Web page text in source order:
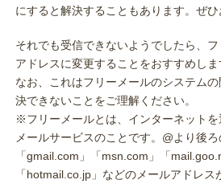
にすると解決することもあります。ぜひ
それでも受信できないようでしたら、
アドレスに変更することをおすすめしま
なお、これはフリーメールのシステム
決できないことをご理解ください。
※フリーメールとは、インターネット
メールサービスのことです。@より後
「gmail.com」「msn.com」「
「hotmail.co.jp」などのメールアドレス